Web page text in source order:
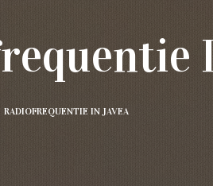
RADIOFREQUENTIE IN JAVEA